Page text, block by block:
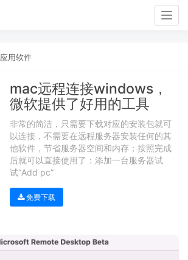
应用软件
mac远程连接windows，
微软提供了好用的工具
非常的简洁，只需要下载对应的安装包就可
以连接，不需要在远程服务器安装任何的其
他软件，节省服务器空间和内存；按照完成
后就可以直接使用了：添加一台服务器试
试“Add pc”
免费下载